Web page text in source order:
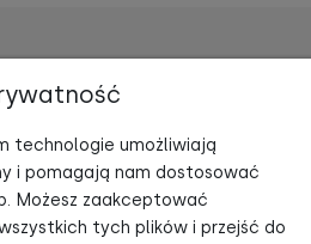
ZAKUPY
POMOC
technologie umożliwiają
i pomagają nam dostosować
Możesz zaakceptować
tych plików i przejść do
informacje o nowościach oraz
na zakupy!